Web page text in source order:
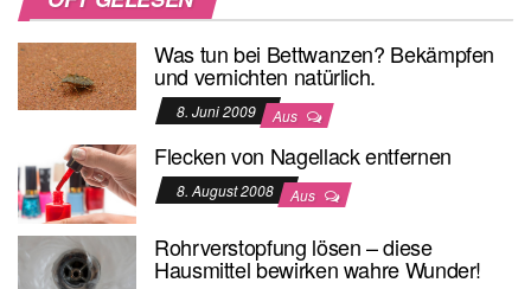
Was tun bei Bettwanzen? Bekämpfen
und vernichten natürlich.
8. Juni 2009 Aus
Flecken von Nagellack entfernen
8. August 2008 Aus
Rohrverstopfung lösen – diese
Hausmittel bewirken wahre Wunder!